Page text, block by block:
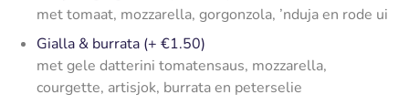
met tomaat, mozzarella, gorgonzola, ’nduja en rode ui
Gialla & burrata (+ €1.50)
met gele datterini tomatensaus, mozzarella,
courgette, artisjok, burrata en peterselie